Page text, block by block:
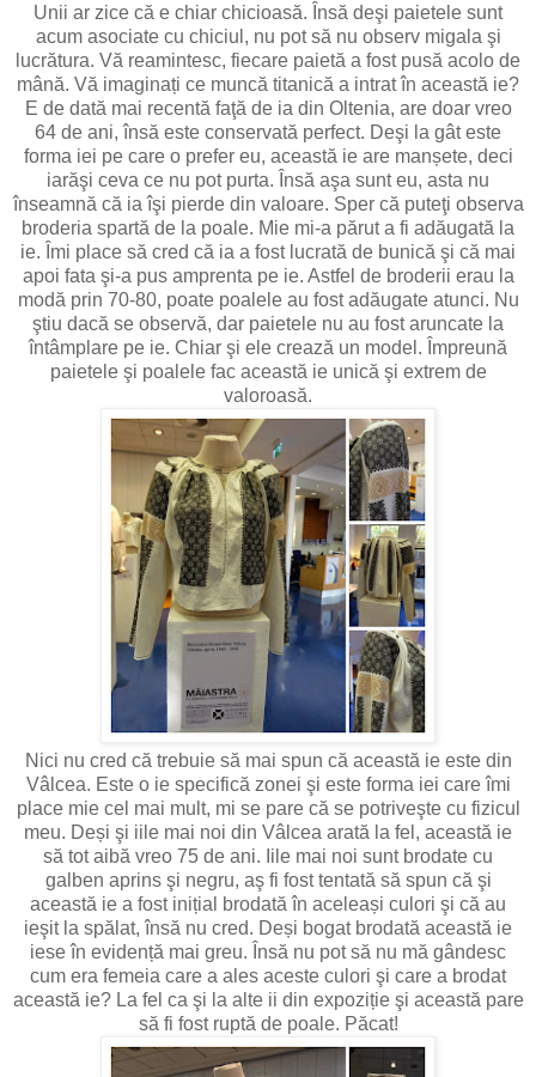
Unii ar zice că e chiar chicioasă. Însă deşi paietele sunt
acum asociate cu chiciul, nu pot să nu observ migala şi
lucrătura. Vă reamintesc, fiecare paietă a fost pusă acolo de
mână. Vă imaginați ce muncă titanică a intrat în această ie?
E de dată mai recentă faţă de ia din Oltenia, are doar vreo
64 de ani, însă este conservată perfect. Deşi la gât este
forma iei pe care o prefer eu, această ie are manșete, deci
iarăşi ceva ce nu pot purta. Însă aşa sunt eu, asta nu
înseamnă că ia îşi pierde din valoare. Sper că puteţi observa
broderia spartă de la poale. Mie mi-a părut a fi adăugată la
ie. Îmi place să cred că ia a fost lucrată de bunică şi că mai
apoi fata şi-a pus amprenta pe ie. Astfel de broderii erau la
modă prin 70-80, poate poalele au fost adăugate atunci. Nu
ştiu dacă se observă, dar paietele nu au fost aruncate la
întâmplare pe ie. Chiar şi ele crează un model. Împreună
paietele şi poalele fac această ie unică şi extrem de
valoroasă.
Nici nu cred că trebuie să mai spun că această ie este din
Vâlcea. Este o ie specifică zonei şi este forma iei care îmi
place mie cel mai mult, mi se pare că se potriveşte cu fizicul
meu. Deși şi iile mai noi din Vâlcea arată la fel, această ie
să tot aibă vreo 75 de ani. Iile mai noi sunt brodate cu
galben aprins şi negru, aş fi fost tentată să spun că şi
această ie a fost inițial brodată în aceleași culori şi că au
ieşit la spălat, însă nu cred. Deși bogat brodată această ie
iese în evidență mai greu. Însă nu pot să nu mă gândesc
cum era femeia care a ales aceste culori şi care a brodat
această ie? La fel ca şi la alte ii din expoziție şi această pare
să fi fost ruptă de poale. Păcat!